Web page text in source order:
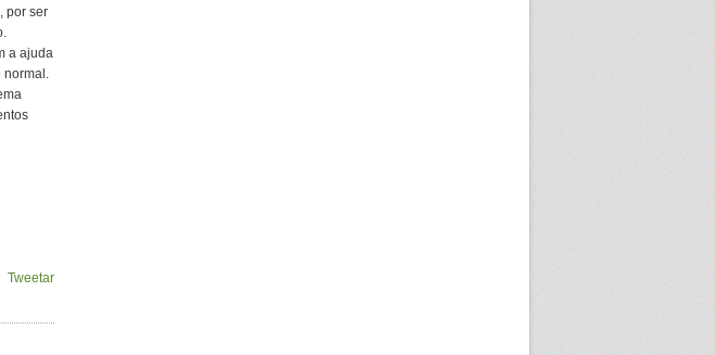
por ser
a ajuda
normal.
Tweetar